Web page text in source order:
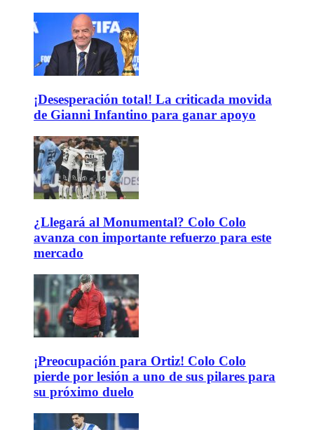
¡Desesperación total! La criticada movida
de Gianni Infantino para ganar apoyo
¿Llegará al Monumental? Colo Colo
avanza con importante refuerzo para este
mercado
¡Preocupación para Ortiz! Colo Colo
pierde por lesión a uno de sus pilares para
su próximo duelo